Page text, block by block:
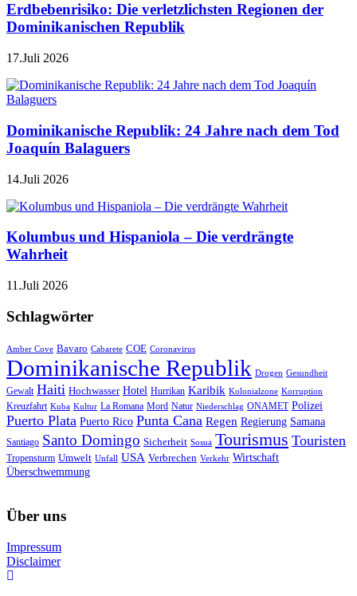
Erdbebenrisiko: Die verletzlichsten Regionen der
Dominikanischen Republik
17.Juli 2026
Dominikanische Republik: 24 Jahre nach dem Tod
Joaquín Balaguers
14.Juli 2026
Kolumbus und Hispaniola – Die verdrängte
Wahrheit
11.Juli 2026
Schlagwörter
Amber Cove Bavaro Cabarete COE Coronavirus
Dominikanische Republik Drogen Gesundheit
Gewalt Haiti Hochwasser Hotel Hurrikan Karibik Kolonialzone Korruption
Kreuzfahrt Kuba Kultur La Romana Mord Natur Niederschlag ONAMET Polizei
Puerto Plata Puerto Rico Punta Cana Regen Regierung Samana
Santiago Santo Domingo Sicherheit Sosua Tourismus Touristen
Tropensturm Umwelt Unfall USA Verbrechen Verkehr Wirtschaft
Überschwemmung
Über uns
Impressum
Disclaimer